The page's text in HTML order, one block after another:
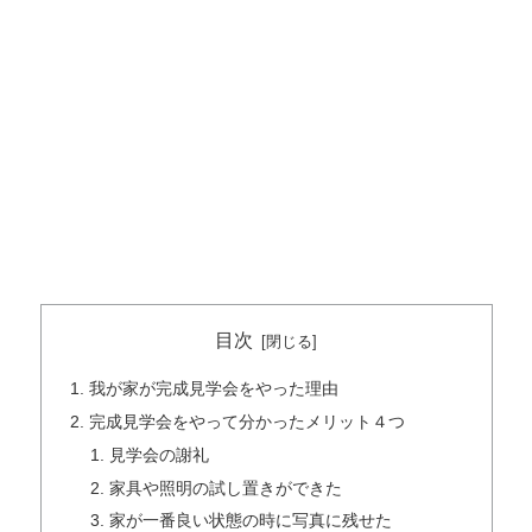
目次
我が家が完成見学会をやった理由
完成見学会をやって分かったメリット４つ
見学会の謝礼
家具や照明の試し置きができた
家が一番良い状態の時に写真に残せた